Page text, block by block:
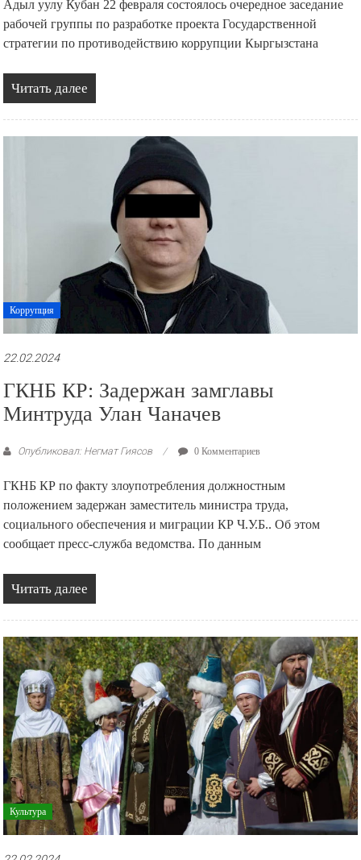
Адыл уулу Кубан 22 февраля состоялось очередное заседание
рабочей группы по разработке проекта Государственной
стратегии по противодействию коррупции Кыргызстана
Читать далее
Коррупция
22.02.2024
ГКНБ КР: Задержан замглавы
Минтруда Улан Чаначев
Опубликовал: Негмат Гиясов 0 Комментариев
ГКНБ КР по факту злоупотребления должностным
положением задержан заместитель министра труда,
социального обеспечения и миграции КР Ч.У.Б.. Об этом
сообщает пресс-служба ведомства. По данным
Читать далее
Культура